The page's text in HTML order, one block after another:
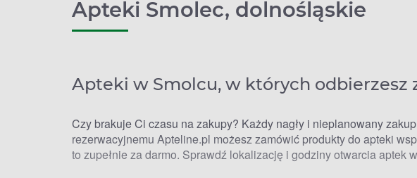
Apteki Smolec, dolnośląskie
Apteki w Smolcu, w których odbierzesz
Czy brakuje Ci czasu na zakupy? Każdy nagły i nieplanowany
rezerwacyjnemu Apteline.pl możesz zamówić produkty do apteki
to zupełnie za darmo. Sprawdź lokalizację i godziny otwarcia aptek